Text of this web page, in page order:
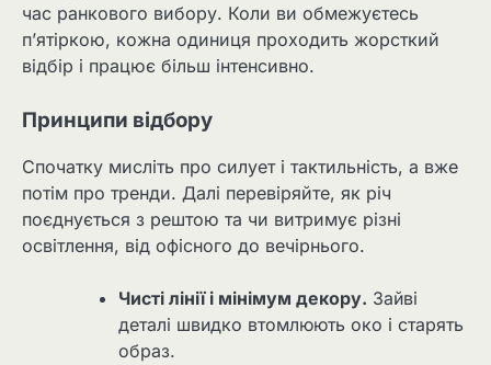
час ранкового вибору. Коли ви обмежуєтесь
п’ятіркою, кожна одиниця проходить жорсткий
відбір і працює більш інтенсивно.
Принципи відбору
Спочатку мисліть про силует і тактильність, а вже
потім про тренди. Далі перевіряйте, як річ
поєднується з рештою та чи витримує різні
освітлення, від офісного до вечірнього.
Чисті лінії і мінімум декору. Зайві
деталі швидко втомлюють око і старять
образ.